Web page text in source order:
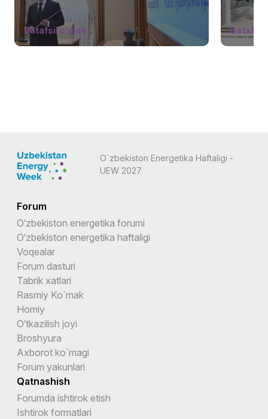
Batafsil o'qish Batafsil
O`zbekiston Energetika Haftaligi -
UEW 2027
Forum
O‘zbekiston energetika forumi
O‘zbekiston energetika haftaligi
Voqealar
Forum dasturi
Tabrik xatlari
Rasmiy Ko`mak
Homiy
O‘tkazilish joyi
Broshyura
Axborot ko`magi
Forum yakunlari
Qatnashish
Forumda ishtirok etish
Ishtirok formatlari